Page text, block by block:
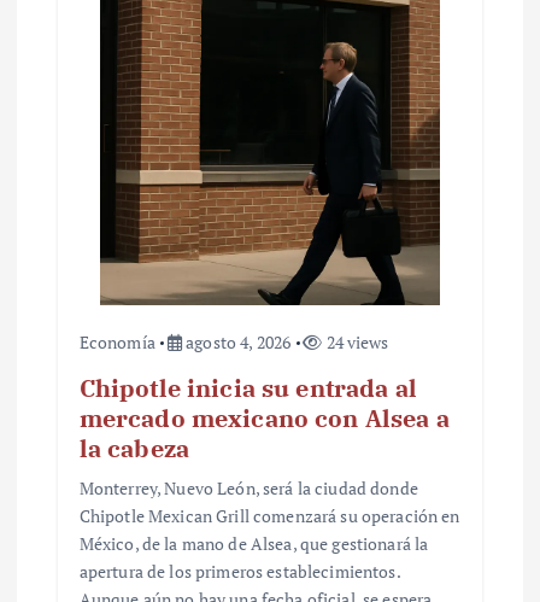
Economía agosto 4, 2026 24 views
Chipotle inicia su entrada al
mercado mexicano con Alsea a
la cabeza
Monterrey, Nuevo León, será la ciudad donde
Chipotle Mexican Grill comenzará su operación en
México, de la mano de Alsea, que gestionará la
apertura de los primeros establecimientos.